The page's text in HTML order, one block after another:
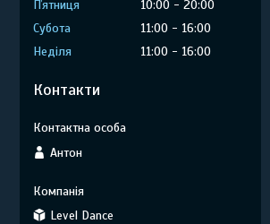
Пʼятниця
10:00
20:00
Субота
11:00
16:00
Неділя
11:00 16:00
Контакти
Антон
Level Dance